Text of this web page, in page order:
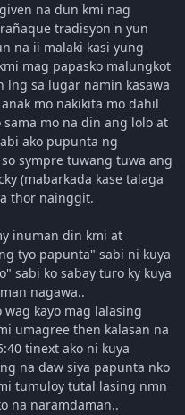
na dun kmi nag
tradisyon n yun
na ii malaki kasi yung
mag papasko malungkot
lng sa lugar namin kasawa
mo nakikita mo dahil
mo na din ang lolo at
ako pupunta ng
sympre tuwang tuwa ang
(mabarkada kase talaga
thor nainggit.
inuman din kmi at
tyo papunta" sabi ni kuya
sabi ko sabay turo ky kuya
nagawa..
kayo mag lalasing
umagree then kalasan na
tinext ako ni kuya
na daw siya papunta nko
tumuloy tutal lasing nmn
na naramdaman..